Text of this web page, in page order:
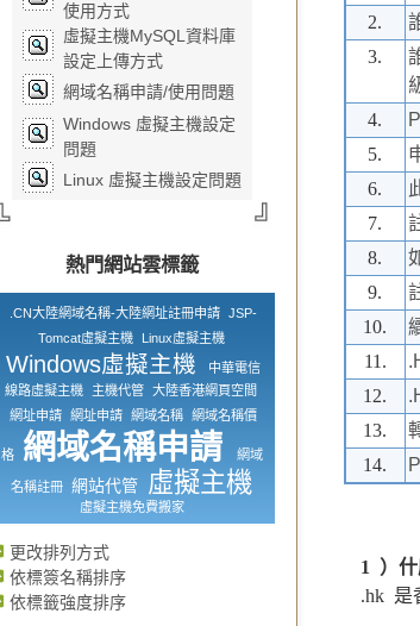
使用方式
虛擬主機MySQL資料庫
設定上傳方式
網域名稱申請/使用問題
Windows 虛擬主機設定
問題
Linux 虛擬主機設定問題
熱門網站雲標籤
.CN大陸網域名稱-大陸網址註冊申請 JSP-
Tomcat虛擬主機
Linux虛擬主機
Windows虛擬主機
中華電信
線路虛擬主機
主機代管 大陸香港網頁空間
網址申請 網址申請 網域名稱 網域名稱價
格 網域名稱申請 網域
名稱註冊 網站代管 虛擬主機
虛擬主機免費搬家
更改排列方式
依標簽名稱排序
依標籤強度排序
2.
3.
4.
5.
6.
7.
8.
9.
10.
11.
12.
13.
14.
1 ）什
.hk 是